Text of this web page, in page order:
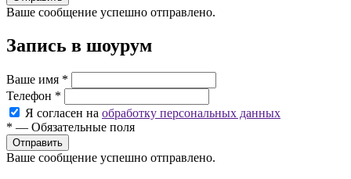
Ваше сообщение успешно отправлено.
Запись в шоурум
Ваше имя *
Телефон *
Я согласен на обработку персональных данных
* — Обязательные поля
Ваше сообщение успешно отправлено.